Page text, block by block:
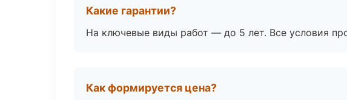
Какие гарантии?
На ключевые виды работ — до 5 лет. Все условия
Как формируется цена?